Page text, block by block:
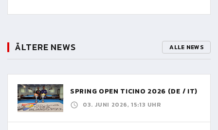
ÄLTERE NEWS ALLE NEWS
SPRING OPEN TICINO 2026 (DE / IT)
03. JUNI 2026, 15:13 UHR